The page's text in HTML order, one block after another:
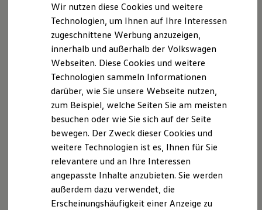
Laden unterwegs
Laden Zuhause
Ladestationen finden
Ladezeitensimulator
Batterie
Sicherheit
Nachhaltigkeit
Technologie
Kosten und Kauf
Verbrauchskosten
Kaufoptionen
E-Auto-Förderung
Software und Konnektivität
Die ID. Software 6
ID. Software Versionen und Updates
Digitale Extras
Schnittstellen zu Ihrem ID.
Marke und Erlebnis
Disclaimer von Volkswagen AG
Für den Erwerb von Upgrades benötigen Sie ein
ID Benutzerkonto, einen gültigen VW Connect/ We
Vertrag und Ihre Verifizierung als Hauptnutzer, das bedeutet
die Verknüpfung Ihres Benutzerkontos mit dem konkreten
Fahrzeug. Weiterhin ist es erforderlich, dass das Fahrzeug
über die für das jeweilige Upgrade erforderliche technische
Funktion, Hardware und Software verfügt. Die Verfügbarkeit
von Upgrades kann ebenfalls abhängig von Modelljahr und
Produktionsdatum sein. Die für das jeweilige Fahrzeug
erhältlichen Upgrades können durch den Hauptnutzer
modellabhängig im In-Car Shop des Infotainment-Systems
Volkswagen Connect
Shop unter
connect-shop.volkswagen.com
Kostenpflichtige Artikel können im In-Car Shop und / oder
VolkswagenConnectShop, mit den aktuell dort einsehbaren
Wir nutzen diese Cookies und weitere
Technologien, um Ihnen auf Ihre Interessen
zugeschnittene Werbung anzuzeigen,
innerhalb und außerhalb der Volkswagen
Webseiten. Diese Cookies und weitere
Technologien sammeln Informationen
darüber, wie Sie unsere Webseite nutzen,
zum Beispiel, welche Seiten Sie am meisten
besuchen oder wie Sie sich auf der Seite
bewegen. Der Zweck dieser Cookies und
weitere Technologien ist es, Ihnen für Sie
relevantere und an Ihre Interessen
angepasste Inhalte anzubieten. Sie werden
außerdem dazu verwendet, die
Erscheinungshäufigkeit einer Anzeige zu